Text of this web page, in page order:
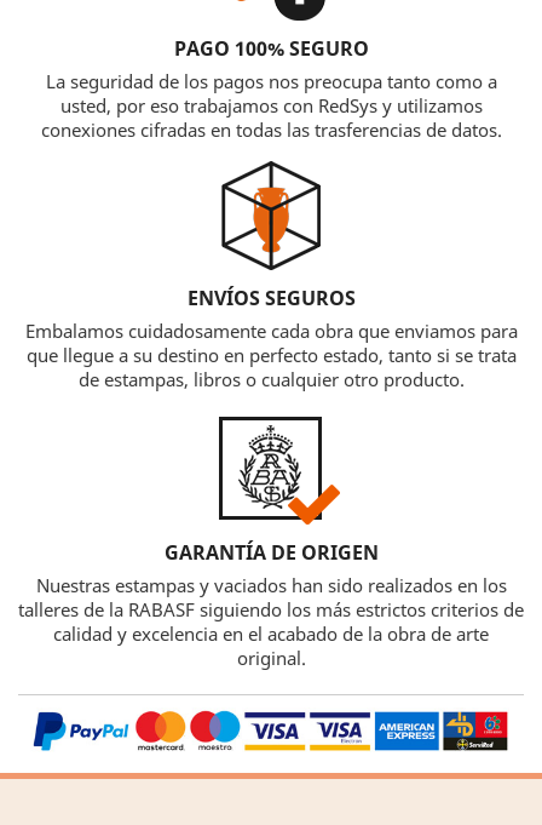
PAGO 100% SEGURO
La seguridad de los pagos nos preocupa tanto como a
usted, por eso trabajamos con RedSys y utilizamos
conexiones cifradas en todas las trasferencias de datos.
ENVÍOS SEGUROS
Embalamos cuidadosamente cada obra que enviamos para
que llegue a su destino en perfecto estado, tanto si se trata
de estampas, libros o cualquier otro producto.
GARANTÍA DE ORIGEN
Nuestras estampas y vaciados han sido realizados en los
talleres de la RABASF siguiendo los más estrictos criterios de
calidad y excelencia en el acabado de la obra de arte
original.